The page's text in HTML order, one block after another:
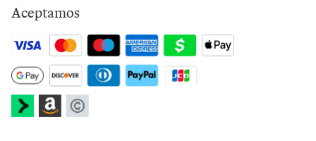
Aceptamos